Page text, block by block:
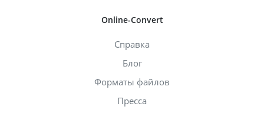
Online-Convert
Справка
Блог
Форматы файлов
Пресса